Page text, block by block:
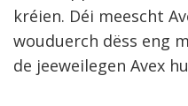
kréien. Déi meescht
wouduerch dëss eng
de jeeweilegen Avex